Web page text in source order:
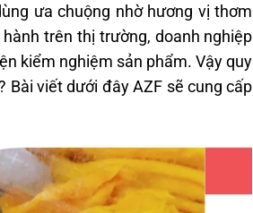
ưa chuộng nhờ hương vị thơm
trên thị trường, doanh nghiệp
kiểm nghiệm sản phẩm. Vậy quy
viết dưới đây AZF sẽ cung cấp